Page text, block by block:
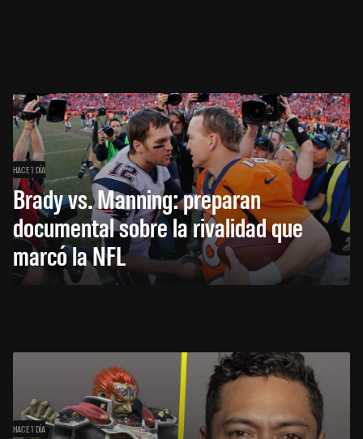
HACE 1 DÍA
Brady vs. Manning: preparan
documental sobre la rivalidad que
marcó la NFL
HACE 1 DÍA